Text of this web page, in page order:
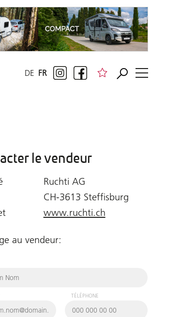
FR
DE
le vendeur
Ruchti AG
CH-3613 Steffisburg
www.ruchti.ch
au vendeur:
TÉLÉPHONE